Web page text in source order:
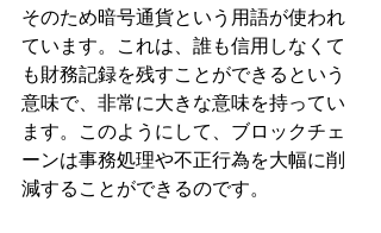
そのため暗号通貨という用語が使われ
ています。これは、誰も信用しなくて
も財務記録を残すことができるという
意味で、非常に大きな意味を持ってい
ます。このようにして、ブロックチェ
ーンは事務処理や不正行為を大幅に削
減することができるのです。